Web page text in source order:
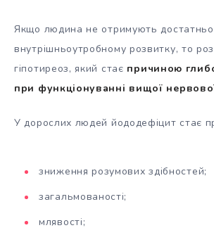
Якщо людина не отримують
внутрішньоутробному розвитку, то
гіпотиреоз, який стає причиною
при функціонуванні вищої
У дорослих людей йододефіцит стає
зниження розумових здібностей;
загальмованості;
млявості;